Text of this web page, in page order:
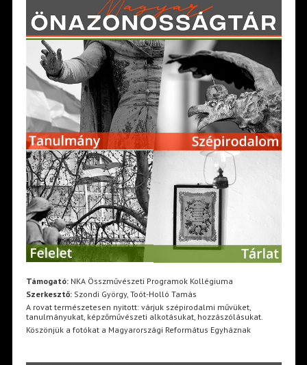
Támogató:NKA Összművészeti Programok Kollégiuma
Szerkesztő:Szondi György, Toót-Holló Tamás
A rovat természetesen nyitott: várjuk szépirodalmi művüket,
tanulmányukat, képzőművészeti alkotásukat, hozzászólásukat.
Köszönjük a fotókat a Magyarországi Református Egyháznak